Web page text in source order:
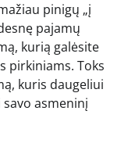
pinigų „į
pajamų
kurią galėsite
pirkiniams. Toks
kuris daugeliui
asmeninį